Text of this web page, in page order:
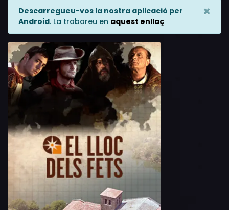
Descarregueu-vos la nostra aplicació per
Android. La trobareu en aquest enllaç
×